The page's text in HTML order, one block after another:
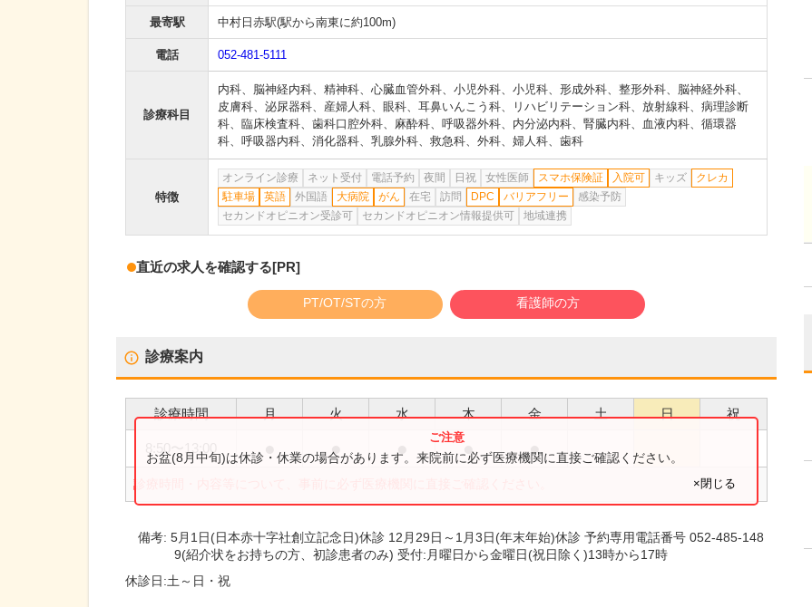
最寄駅 中村日赤駅(駅から南東に約100m)
電話 052-481-5111
診療科目
内科、 脳神経内科、 精神科、 心臓血管外科、 小児外科、 小児科、 形成外科、 整形外科、 脳神経外科、
皮膚科、 泌尿器科、 産婦人科、 眼科、 耳鼻いんこう科、 リハビリテーション科、 放射線科、 病理診断
科、 臨床検査科、 歯科口腔外科、 麻酔科、 呼吸器外科、 内分泌内科、 腎臓内科、 血液内科、 循環器
科、 呼吸器内科、 消化器科、 乳腺外科、 救急科、 外科、 婦人科、 歯科
特徴
オンライン診療 ネット受付 電話予約 夜間 日祝 女性医師 スマホ保険証 入院可 キッズ
クレカ
駐車場
英語 外国語 大病院 がん 在宅 訪問 DPC バリアフリー
感染予防
セカンドオピニオン受診可
セカンドオピニオン情報提供可 地域連携
直近の求人を確認する[PR]
PT/OT/STの方 看護師の方
診療案内
診療時間 月 火 水 木 金 土 日 祝
8:50 13:00 ● ● ● ●
診療時間・内容等について、事前に必ず医療機関に直接ご確認ください。
お盆(8月中旬)は休診・休業の場合があります。来院前に必ず医療機関に直接ご確認ください。
×閉じる
備考:5月1日(日本赤十字社創立記念日)休診 12月29日～1月3日(年末年始)休診 予約専用電話番号 052-485-148
9(紹介状をお持ちの方、初診患者のみ) 受付:月曜日から金曜日(祝日除く)13時から17時
休診日:土～日・祝